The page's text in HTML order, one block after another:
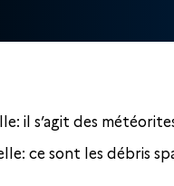
il s’agit des
ce sont les débris